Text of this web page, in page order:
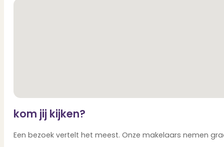
kom jij kijken?
Een bezoek vertelt het meest. Onze makelaars nemen